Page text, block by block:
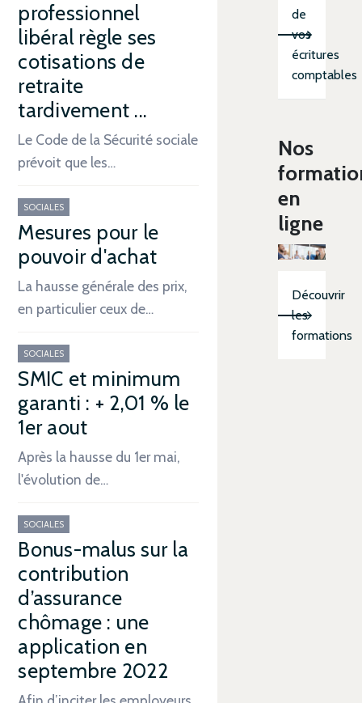
professionnel
libéral règle ses
cotisations de
retraite
tardivement ...
Le Code de la Sécurité sociale
prévoit que les…
SOCIALES
Mesures pour le
pouvoir d'achat
La hausse générale des prix,
en particulier ceux de…
SOCIALES
SMIC et minimum
garanti : + 2,01 % le
1er aout
Après la hausse du 1er mai,
l'évolution de…
SOCIALES
Bonus-malus sur la
contribution
d’assurance
chômage : une
application en
septembre 2022
de
vos
écritures
comptables
Nos
en
ligne
Découvrir
les
formations